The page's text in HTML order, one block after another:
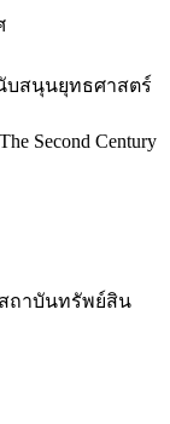
บสนุนยุทธศาสตร์
The Second Century
สถาบันทรัพย์สิน